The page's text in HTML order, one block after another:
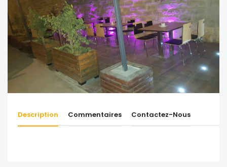
Description Commentaires Contactez-Nous